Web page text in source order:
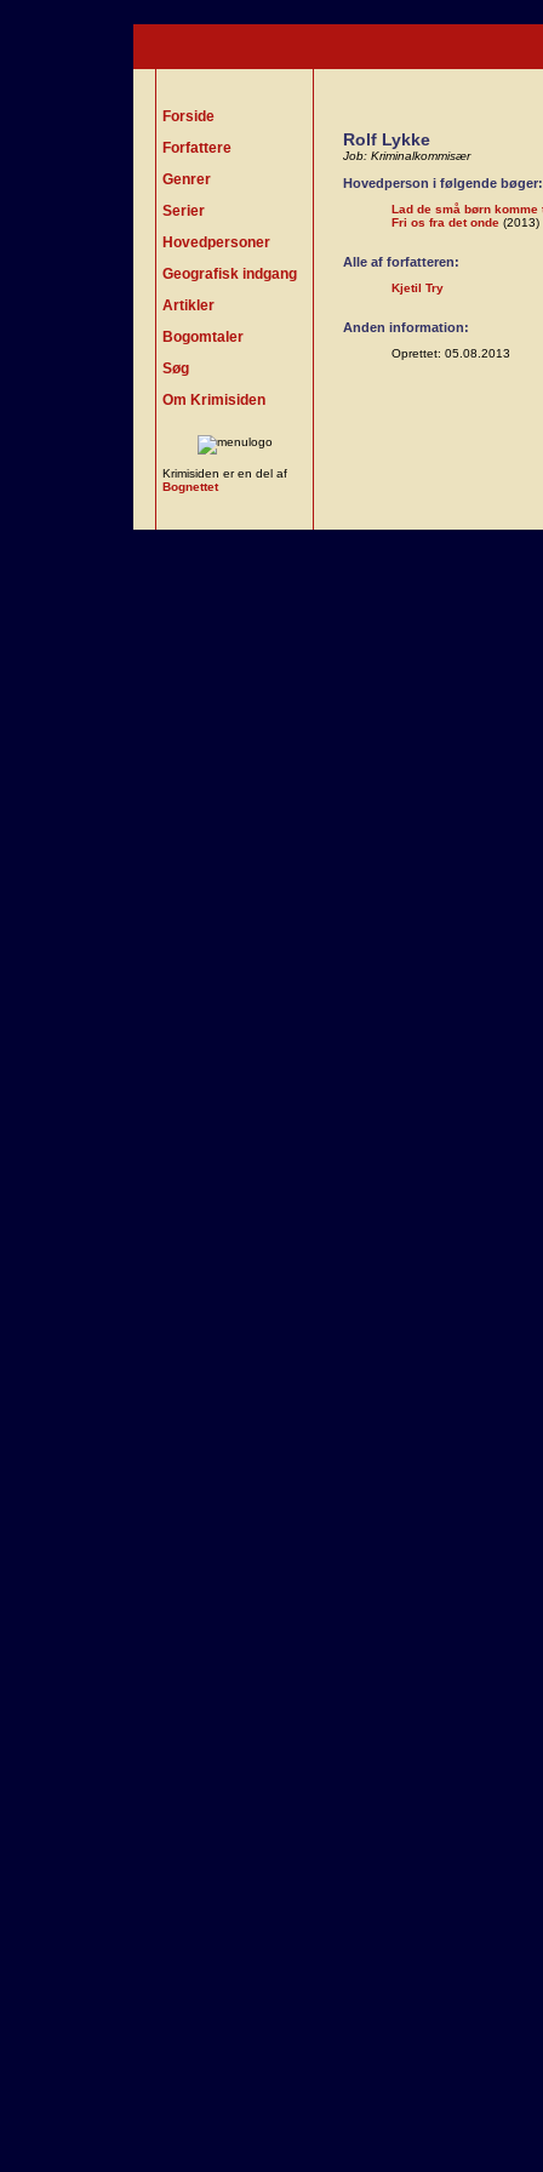
Forside
Forfattere
Genrer
Serier
Hovedpersoner
Geografisk indgang
Artikler
Bogomtaler
Søg
Om Krimisiden
Krimisiden er en del af
Bognettet
Rolf Lykke
Job: Kriminalkommisær
Hovedperson i følgende bøger:
Lad de små børn komme
Fri os fra det onde (2013)
Alle af forfatteren:
Kjetil Try
Anden information:
Oprettet: 05.08.2013